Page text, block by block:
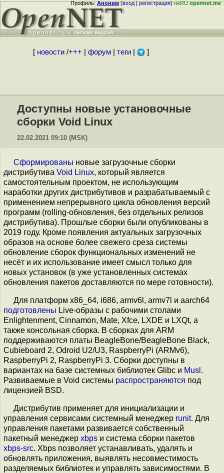
Профиль:Аноним(вход|регистрация)неRUopennet.me
[ новости/+++ форум| теги| ]
Доступны новые установочные
сборки Void Linux
22.02.2021 09:10 (MSK)
Сформированы новые загрузочные сборки
дистрибутива Void Linux, который является
самостоятельным проектом, не использующим
наработки других дистрибутивов и разрабатываемый с
применением непрерывного цикла обновления версий
программ (rolling-обновления, без отдельных релизов
дистрибутива). Прошлые сборки были опубликованы в
2019 году. Кроме появления актуальных загрузочных
образов на основе более свежего среза системы
обновление сборок функциональных изменений не
несёт и их использование имеет смысл только для
новых установок (в уже установленных системах
обновления пакетов доставляются по мере готовности).
Для платформ x86_64, i686, armv6l, armv7l и aarch64
подготовлены Live-образы с рабочими столами
Enlightenment, Cinnamon, Mate, Xfce, LXDE и LXQt, а
также консольная сборка. В сборках для ARM
поддерживаются платы BeagleBone/BeagleBone Black,
Cubieboard 2, Odroid U2/U3, RaspberryPi (ARMv6),
RaspberryPi 2, RaspberryPi 3. Сборки доступны в
вариантах на базе системных библиотек Glibc и Musl .
Развиваемые в Void системы распространяются под
лицензией BSD.
Дистрибутив применяет для инициализации и
управления сервисами системный менеджер runit. Для
управления пакетами развивается собственный
пакетный менеджер xbps и система сборки пакетов
xbps-src. Xbps позволяет устанавливать, удалять и
обновлять приложения, выявлять несовместимость
разделяемых библиотек и управлять зависимостями. В